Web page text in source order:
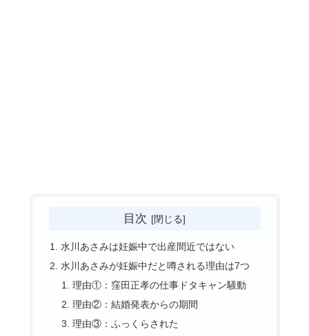
目次
水川あさみは妊娠中で出産間近ではない
水川あさみが妊娠中だと噂される理由は7つ
理由①：窪田正孝の仕事ドタキャン騒動
理由②：結婚発表からの期間
理由③：ふっくらされた